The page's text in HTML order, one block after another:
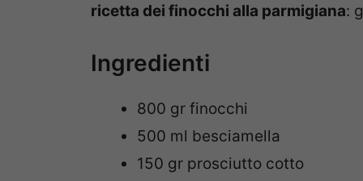
ricetta dei finocchi alla parmigiana:
Ingredienti
800 gr finocchi
500 ml besciamella
150 gr prosciutto cotto